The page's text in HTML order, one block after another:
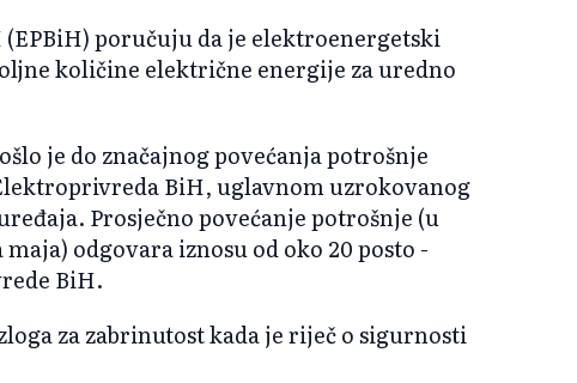
poručuju da je elektroenergetski
količine električne energije za uredno
je do značajnog povećanja potrošnje
BiH, uglavnom uzrokovanog
Prosječno povećanje potrošnje (u
odgovara iznosu od oko 20 posto -
BiH.
za zabrinutost kada je riječ o sigurnosti